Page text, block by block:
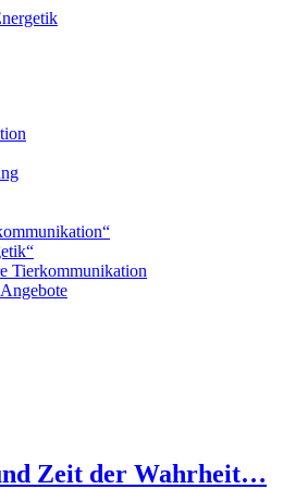
Tierkommunikation
Zeit der Wahrheit…